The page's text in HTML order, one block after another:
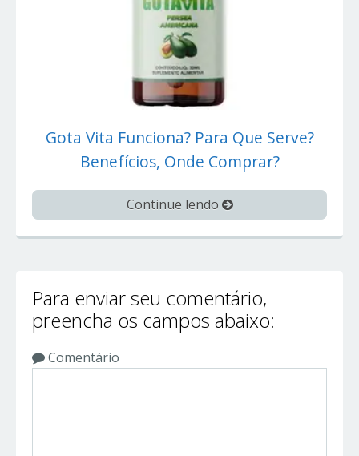
Gota Vita Funciona? Para Que Serve?
Benefícios, Onde Comprar?
Continue lendo
Para enviar seu comentário,
preencha os campos abaixo:
Comentário